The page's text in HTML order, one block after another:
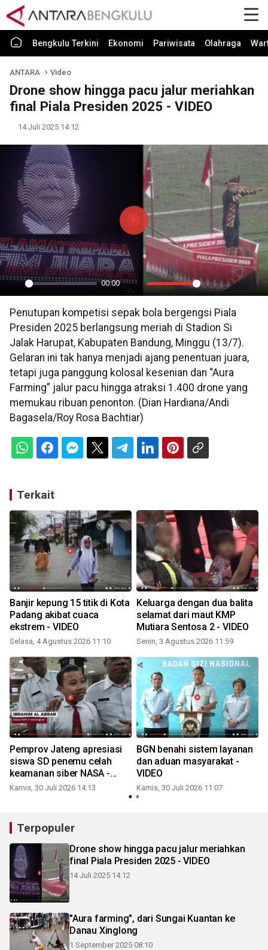
Bengkulu Terkini Ekonomi Pariwisata Olahraga
ANTARA Video
Drone show hingga pacu jalur meriahkan
final Piala Presiden 2025 - VIDEO
14 Juli 2025 14:12
Play
00:00
Mute Settings
PIP
Play
Penutupan kompetisi sepak bola bergengsi Piala
Presiden 2025 berlangsung meriah di Stadion Si
Jalak Harupat, Kabupaten Bandung, Minggu (13/7).
Gelaran ini tak hanya menjadi ajang penentuan juara,
tetapi juga panggung kolosal kesenian dan “Aura
Farming” jalur pacu hingga atraksi 1.400 drone yang
memukau ribuan penonton. (Dian Hardiana/Andi
Bagasela/Roy Rosa Bachtiar)
Terkait
Banjir kepung 15 titik di Kota
Padang akibat cuaca
ekstrem - VIDEO
Selasa, 4 Agustus 2026 11:10
Keluarga dengan dua balita
selamat dari maut KMP
Mutiara Sentosa 2 - VIDEO
Senin, 3 Agustus 2026 11:59
Pemprov Jateng apresiasi
siswa SD penemu celah
keamanan siber NASA -
VIDEO
Kamis, 30 Juli 2026 14:13
BGN benahi sistem layanan
dan aduan masyarakat -
VIDEO
Kamis, 30 Juli 2026 11:07
Terpopuler
Drone show hingga pacu jalur meriahkan
final Piala Presiden 2025 - VIDEO
14 Juli 2025 14:12
"Aura farming", dari Sungai Kuantan ke
Danau Xinglong
1 September 2025 08:10